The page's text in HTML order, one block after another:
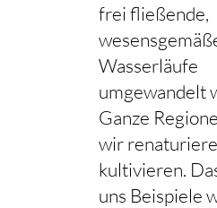
frei fließende,
Wasserläufe
umgewandelt
Ganze
wir
kultivieren.
uns Beispiele